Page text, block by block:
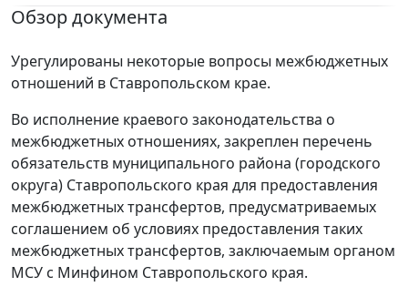
Обзор документа
Урегулированы некоторые вопросы межбюджетных
отношений в Ставропольском крае.
Во исполнение краевого законодательства о
межбюджетных отношениях, закреплен перечень
обязательств муниципального района (городского
округа) Ставропольского края для предоставления
межбюджетных трансфертов, предусматриваемых
соглашением об условиях предоставления таких
межбюджетных трансфертов, заключаемым органом
МСУ с Минфином Ставропольского края.